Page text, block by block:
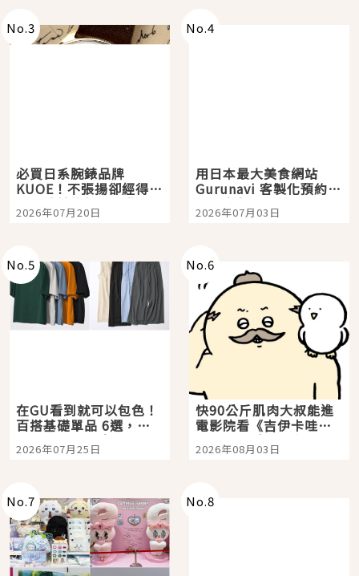
No.3
必買日系腕錶品牌
KUOE！不張揚卻經得起
時間洗鍊的經典之作五
選
2026年07月20日
No.4
用日本最大美食網站
Gurunavi 客製化預約九
大都市餐廳，打造專屬
美食體驗！
2026年07月03日
No.5
在GU看到就可以包色！
百搭基礎單品 6選，閉
眼全收也不心疼
2026年07月25日
No.6
快90公斤肌肉大叔能進
電影院看《吉伊卡哇》
嗎？日本重金屬樂團
「打首」會長與nagano
2026年08月03日
No.7 No.8